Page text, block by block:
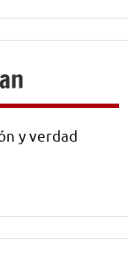
y verdad